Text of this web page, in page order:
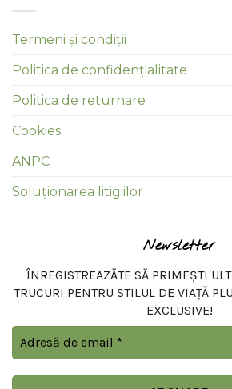
Termeni și condiții
Politica de confidențialitate
Politica de returnare
Cookies
ANPC
Soluționarea litigiilor
Newsletter
ÎNREGISTREAZĂTE SĂ PRIMEȘTI
TRUCURI PENTRU STILUL DE VIAȚĂ
EXCLUSIVE!